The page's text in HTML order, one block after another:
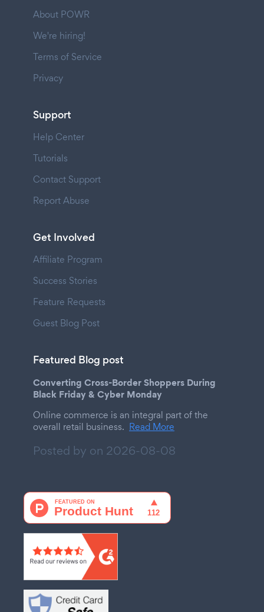
About POWR
We're hiring!
Terms of Service
Privacy
Support
Help Center
Tutorials
Contact Support
Report Abuse
Get Involved
Affiliate Program
Success Stories
Feature Requests
Guest Blog Post
Featured Blog post
Converting Cross-Border Shoppers During
Black Friday & Cyber Monday
Online commerce is an integral part of the
overall retail business. Read More
Posted by on 2026-08-08